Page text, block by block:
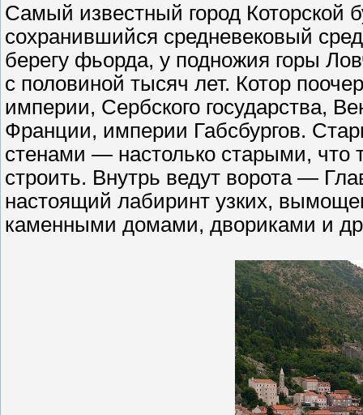
Самый известный город Которской
сохранившийся средневековый
берегу фьорда, у подножия горы
с половиной тысяч лет. Котор
империи, Сербского государства,
Франции, империи Габсбургов.
стенами — настолько старыми, что
строить. Внутрь ведут ворота —
настоящий лабиринт узких,
каменными домами, двориками и